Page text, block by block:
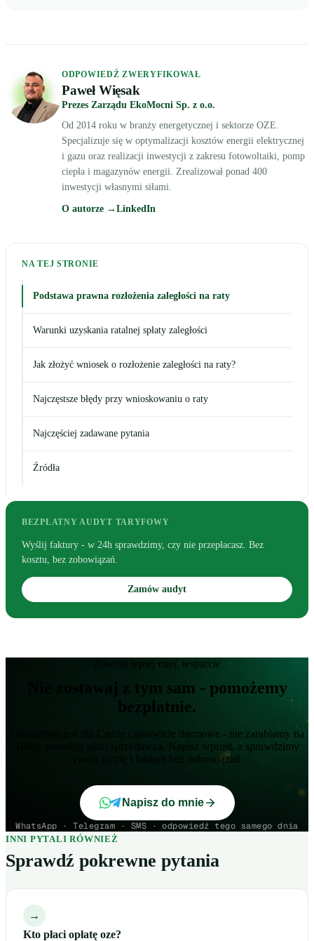
ODPOWIEDŹ ZWERYFIKOWAŁ
Paweł Więsak
Prezes Zarządu EkoMocni Sp. z o.o.
Od 2014 roku w branży energetycznej i sektorze OZE.
Specjalizuje się w optymalizacji kosztów energii elektrycznej
i gazu oraz realizacji inwestycji z zakresu fotowoltaiki, pomp
ciepła i magazynów energii. Zrealizował ponad 400
inwestycji własnymi siłami.
O autorze → LinkedIn
NA TEJ STRONIE
Podstawa prawna rozłożenia zaległości na raty
Warunki uzyskania ratalnej spłaty zaległości
Jak złożyć wniosek o rozłożenie zaległości na raty?
Najczęstsze błędy przy wnioskowaniu o raty
Najczęściej zadawane pytania
Źródła
BEZPŁATNY AUDYT TARYFOWY
Wyślij faktury - w 24h sprawdzimy, czy nie przepłacasz. Bez
kosztu, bez zobowiązań.
Zamów audyt
Zawsze lepiej mieć wsparcie
Nie zostawaj z tym sam - pomożemy
bezpłatnie.
Doradztwo jest dla Ciebie całkowicie darmowe - nie zarabiamy na
Tobie, prowizję płaci sprzedawca. Napisz wprost, a sprawdzimy
Twoją taryfę i fakturę bez zobowiązań.
Napisz do mnie
WhatsApp · Telegram · SMS · odpowiedź tego samego dnia
INNI PYTALI RÓWNIEŻ
Sprawdź pokrewne pytania
→
Kto płaci opłatę oze?